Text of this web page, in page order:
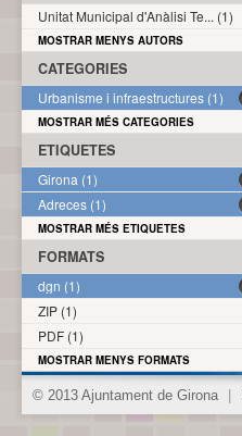
Unitat Municipal d'Anàlisi Te... (1)
MOSTRAR MENYS AUTORS
CATEGORIES
Urbanisme i infraestructures (1)
MOSTRAR MÉS CATEGORIES
ETIQUETES
Girona (1)
Adreces (1)
MOSTRAR MÉS ETIQUETES
FORMATS
dgn (1)
ZIP (1)
PDF (1)
MOSTRAR MENYS FORMATS
© 2013 Ajuntament de Girona